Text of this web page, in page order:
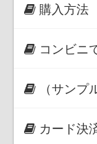
購入方法
コンビニ
（サン
カード決